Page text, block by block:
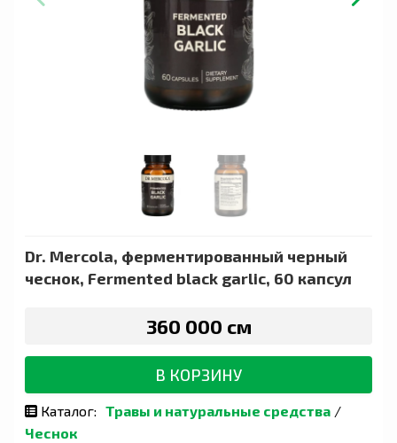
Dr. Mercola, ферментированный черный
чеснок, Fermented black garlic, 60 капсул
360 000 сӯм
В КОРЗИНУ
Каталог: Травы и натуральные средства /
Чеснок